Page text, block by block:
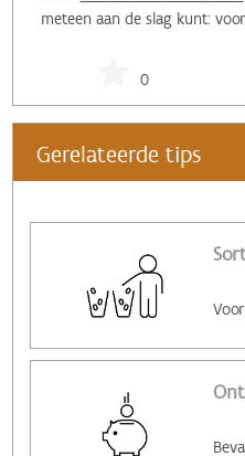
meteen aan de slag kunt:
0
Gerelateerde tips